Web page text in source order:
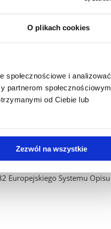
O plikach cookies
i analizować
partnerom
od Ciebie lub
Zezwól na wszystkie
przeprowadzania i
w naukach medycznych i
oraz około
Systemu Opisu